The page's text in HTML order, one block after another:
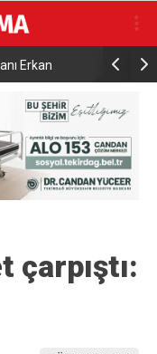
3 çocuk
çarpıştı: